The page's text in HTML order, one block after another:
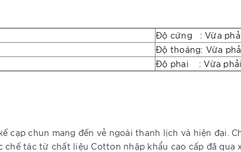
Độ cứng : Vừa
Độ thoáng: Vừa
Độ phai : Vừa phải
cạp chun mang đến vẻ ngoài thanh lịch và hiện đại.
tác từ chất liệu Cotton nhập khẩu cao cấp đã